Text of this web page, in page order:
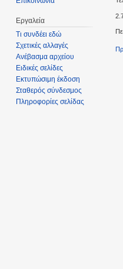
Εργαλεία
Τι συνδέει εδώ
Σχετικές αλλαγές
Ανέβασμα αρχείου
Ειδικές σελίδες
Εκτυπώσιμη έκδοση
Σταθερός σύνδεσμος
Πληροφορίες σελίδας